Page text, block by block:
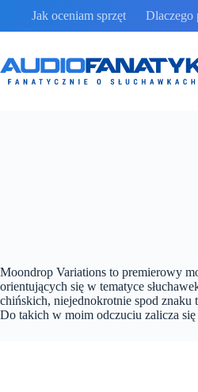
treści
Jak oceniam sprzęt Dlaczego
Moondrop Variations to premierowy
orientujących się w tematyce
chińskich, niejednokrotnie spod znaku
Do takich w moim odczuciu zalicza